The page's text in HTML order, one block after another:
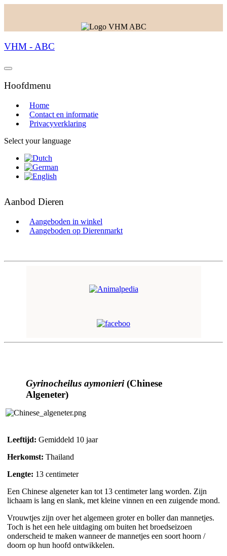
VHM - ABC
Hoofdmenu
Home
Contact en informatie
Privacyverklaring
Select your language
Aanbod Dieren
Aangeboden in winkel
Aangeboden op Dierenmarkt
Gyrinocheilus aymonieri(Chinese
Algeneter)
Leeftijd: Gemiddeld 10 jaar
Herkomst: Thailand
Lengte: 13 centimeter
Een Chinese algeneter kan tot 13 centimeter lang worden. Zijn
lichaam is lang en slank, met kleine vinnen en een zuigende mond.
Vrouwtjes zijn over het algemeen groter en boller dan mannetjes.
Toch is het een hele uitdaging om buiten het broedseizoen
onderscheid te maken wanneer de mannetjes een soort hoorn /
doorn op hun hoofd ontwikkelen.